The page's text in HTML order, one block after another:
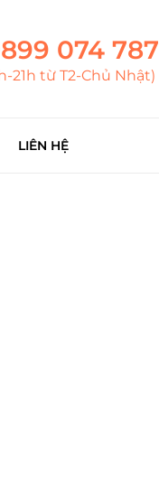
074 787
21h từ T2-Chủ Nhật)
LIÊN HỆ